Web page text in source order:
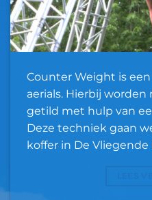
Counter Weight is
aerials. Hierbij
getild met hulp van
Deze techniek gaan
koffer in De